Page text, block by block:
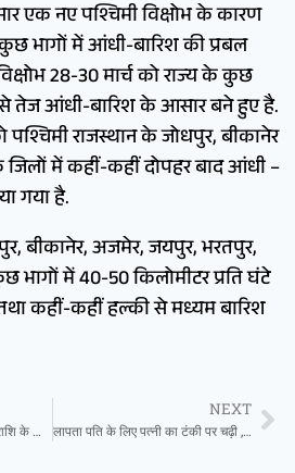
एक नए पश्चिमी विक्षोभ के कारण
भागों में आंधी-बारिश की प्रबल
28-30 मार्च को राज्य के कुछ
तेज आंधी-बारिश के आसार बने हुए है.
राजस्थान के जोधपुर, बीकानेर
जिलों में कहीं-कहीं दोपहर बाद आंधी –
गया है.
बीकानेर, अजमेर, जयपुर, भरतपुर,
में 40-50 किलोमीटर प्रति घंटे
कहीं-कहीं हल्की से मध्यम बारिश
राशिफल : कर्क, सिंह और कन्या राशि के जातको को आज कार्यकुशलता का मिलेगा लाभ, जानें आपके सितारे क्या कहते हैं
NEXT
लापता पति के लिए पत्नी का टंकी पर चढ़ी , प्रशासन के फुले हाथ -पांव